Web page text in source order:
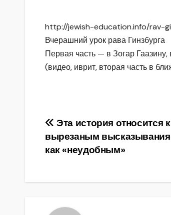
http://jewish-education.info/rav-
Вчерашний урок рава Гинзбурга
Первая часть — в Зогар
(видео, иврит, вторая часть в
Навигация
по
Эта история относится
вырезаным
как «неудобным»